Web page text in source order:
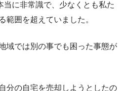
当に非常識で、少なくとも私た
範囲を超えていました。
域では別の事でも困った事態が
分の自宅を売却しようとしたの